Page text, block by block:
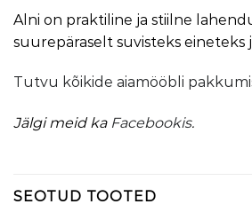
Alni on praktiline ja stiilne
suurepäraselt suvisteks eineteks
Tutvu kõikide aiamööbli
Jälgi meid ka Facebookis.
SEOTUD TOOTED